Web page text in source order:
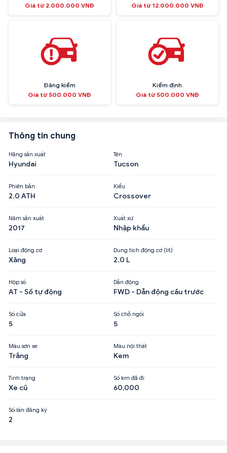
Giá từ 2.000.000 VNĐ
Giá từ 12.000.000 VNĐ
Đăng kiểm
Giá từ 500.000 VNĐ
Kiểm định
Giá từ 500.000 VNĐ
Thông tin chung
Hãng sản xuất
Hyundai
Tên
Tucson
Phiên bản
2.0 ATH
Kiểu
Crossover
Năm sản xuất
2017
Xuất xứ
Nhập khẩu
Loại động cơ
Xăng
Dung tích động cơ (lít)
2.0 L
Hộp số
AT - Số tự động
Dẫn động
FWD - Dẫn động cầu trước
Số cửa
5
Số chỗ ngồi
5
Màu sơn xe
Trắng
Màu nội thất
Kem
Tình trạng
Xe cũ
Số km đã đi
60,000
Số lần đăng ký
2